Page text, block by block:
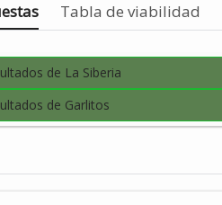
Tabla de viabilidad
de La Siberia
de Garlitos